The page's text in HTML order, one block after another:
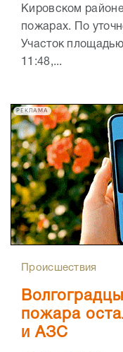
Кировском
пожарах. По
Участок
11:48,...
РЕКЛАМА
Происшествия
пожара
и АЗС